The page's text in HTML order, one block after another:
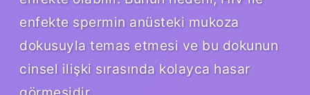
enfekte spermin anüsteki mukoza
dokusuyla temas etmesi ve bu dokunun
cinsel ilişki sırasında kolayca hasar